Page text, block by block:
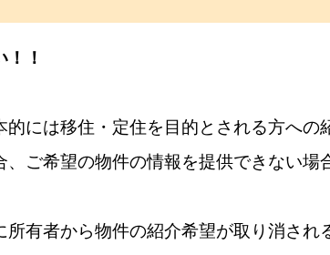
！
的には移住・定住を目的とされる方への
、ご希望の物件の情報を提供できない場
所有者から物件の紹介希望が取り消され